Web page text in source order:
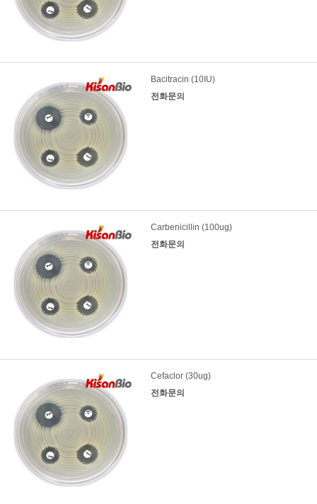
Bacitracin (10IU)
전화문의
Carbenicillin (100ug)
전화문의
Cefaclor (30ug)
전화문의